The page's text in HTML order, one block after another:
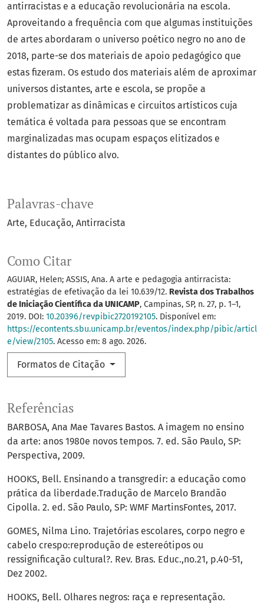
Palavras-chave
Arte Educação Antirracista
Como Citar
AGUIAR, Helen; ASSIS, Ana. A arte e pedagogia antirracista:
estratégias de efetivação da lei 10.639/12. Revista dos Trabalhos
de Iniciação Científica da UNICAMP, Campinas, SP, n. 27, p. 1–1,
2019. DOI: 10.20396/revpibic2720192105. Disponível em:
https://econtents.sbu.unicamp.br/eventos/index.php/pibic/articl
e/view/2105. Acesso em: 8 ago. 2026.
Formatos de Citação
antirracistas e a educação revolucionária na escola.
Aproveitando a frequência com que algumas instituições
de artes abordaram o universo poético negro no ano de
2018, parte-se dos materiais de apoio pedagógico que
estas fizeram. Os estudo dos materiais além de aproximar
universos distantes, arte e escola, se propõe a
problematizar as dinâmicas e circuitos artísticos cuja
temática é voltada para pessoas que se encontram
marginalizadas mas ocupam espaços elitizados e
distantes do público alvo.
Referências
BARBOSA, Ana Mae Tavares Bastos. A imagem no ensino
da arte: anos 1980e novos tempos. 7. ed. São Paulo, SP:
Perspectiva, 2009.
HOOKS, Bell. Ensinando a transgredir: a educação como
prática da liberdade.Tradução de Marcelo Brandão
Cipolla. 2. ed. São Paulo, SP: WMF MartinsFontes, 2017.
GOMES, Nilma Lino. Trajetórias escolares, corpo negro e
cabelo crespo:reprodução de estereótipos ou
ressignificação cultural?. Rev. Bras. Educ.,no.21, p.40-51,
Dez 2002.
HOOKS, Bell. Olhares negros: raça e representação.